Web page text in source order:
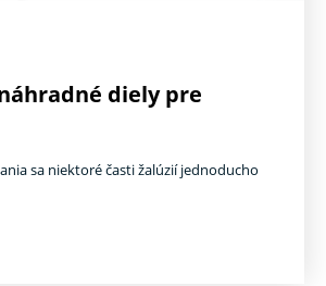
diely pre
sa niektoré časti žalúzií jednoducho